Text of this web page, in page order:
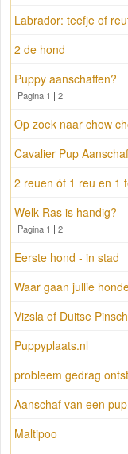
Labrador: teefje of
2 de hond
Puppy aanschaffen?
Pagina 1 | 2
Op zoek naar chow
Cavalier Pup
2 reuen óf 1 reu en 1
Welk Ras is handig?
Pagina 1 | 2
Eerste hond - in stad
Waar gaan jullie
Vizsla of Duitse
Puppyplaats.nl
probleem gedrag
Aanschaf van een pup
Maltipoo